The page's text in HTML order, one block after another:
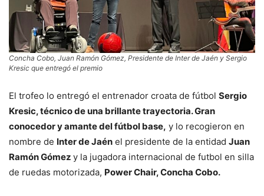
Concha Cobo, Juan Ramón Gómez, Presidente de Inter de Jaén y Sergio
Kresic que entregó el premio
El trofeo lo entregó el entrenador croata de fútbol Sergio
Kresic, técnico de una brillante trayectoria. Gran
conocedor y amante del fútbol base, y lo recogieron en
nombre de Inter de Jaén el presidente de la entidad Juan
Ramón Gómez y la jugadora internacional de futbol en silla
de ruedas motorizada, Power Chair, Concha Cobo.